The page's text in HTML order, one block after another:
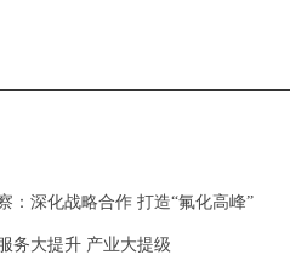
：深化战略合作 打造“氟化高峰”
务大提升 产业大提级